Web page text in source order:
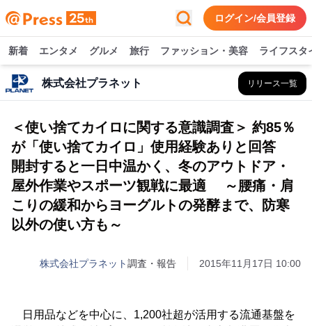
ログイン/会員登録
新着 エンタメ グルメ 旅行 ファッション・美容 ライフスタ
株式会社プラネット リリース一覧
＜使い捨てカイロに関する意識調査＞ 約85％
が「使い捨てカイロ」使用経験ありと回答
開封すると一日中温かく、冬のアウトドア・
屋外作業やスポーツ観戦に最適 ～腰痛・肩
こりの緩和からヨーグルトの発酵まで、防寒
以外の使い方も～
株式会社プラネット調査・報告 2015年11月17日 10:00
日用品などを中心に、1,200社超が活用する流通基盤を